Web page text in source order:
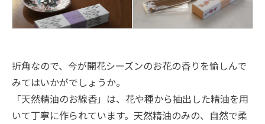
折角なので、今が開花シーズンのお花の香りを愉しんで
みてはいかがでしょうか。
「天然精油のお線香」は、花や種から抽出した精油を用
いて丁寧に作られています。天然精油のみの、自然で柔